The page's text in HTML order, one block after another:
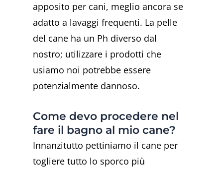
apposito per cani, meglio ancora se
adatto a lavaggi frequenti. La pelle
del cane ha un Ph diverso dal
nostro; utilizzare i prodotti che
usiamo noi potrebbe essere
potenzialmente dannoso.
Come devo procedere nel
fare il bagno al mio cane?
Innanzitutto pettiniamo il cane per
togliere tutto lo sporco più